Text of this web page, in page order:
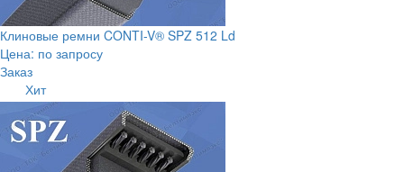
Клиновые ремни CONTI-V® SPZ 512 Ld
Цена: по запросу
Заказ
Хит